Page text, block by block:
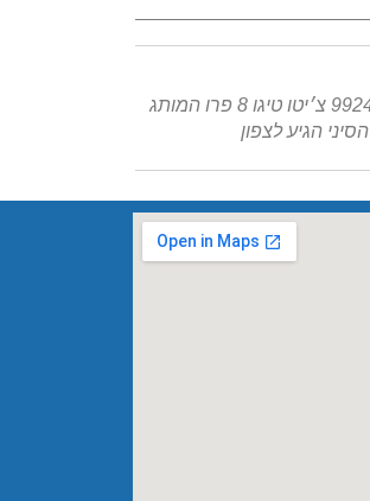
גשר צמח *9924 צ׳יטו טיגו 8 פרו המותג
הסיני הגיע לצפון